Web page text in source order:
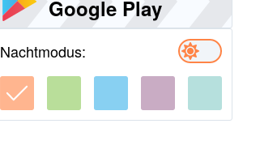
Google Play
Nachtmodus: